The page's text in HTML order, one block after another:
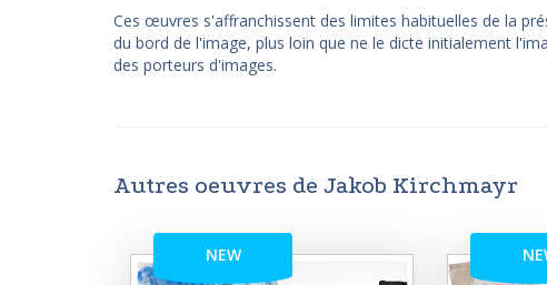
Ces œuvres s'affranchissent des limites habituelles de la
du bord de l'image, plus loin que ne le dicte initialement
des porteurs d'images.
Autres oeuvres de Jakob Kirchmayr
NEW